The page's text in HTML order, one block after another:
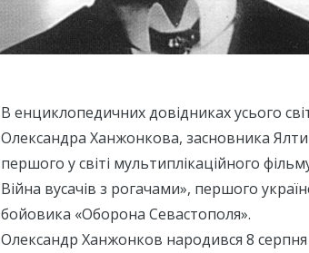
В енциклопедичних довідниках усього
Олександра Ханжонкова, засновника
першого у світі мультиплікаційного
Війна вусачів з рогачами», першого
бойовика «Оборона Севастополя».
Олександр Ханжонков народився 8